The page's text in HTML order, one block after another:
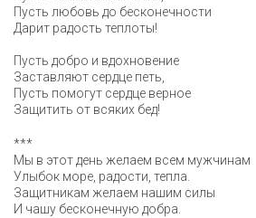
Пусть любовь до бесконечности
Дарит радость теплоты!
Пусть добро и вдохновение
Заставляют сердце петь,
Пусть помогут сердце верное
Защитить от всяких бед!
***
Мы в этот день желаем всем мужчинам
Улыбок море, радости, тепла.
Защитникам желаем нашим силы
И чашу бесконечную добра.